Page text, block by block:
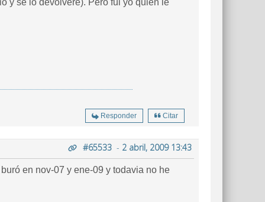
y se lo devolvere). Pero fui yo quien le
Responder Citar
#65533 - 2 abril, 2009 13:43
en nov-07 y ene-09 y todavia no he